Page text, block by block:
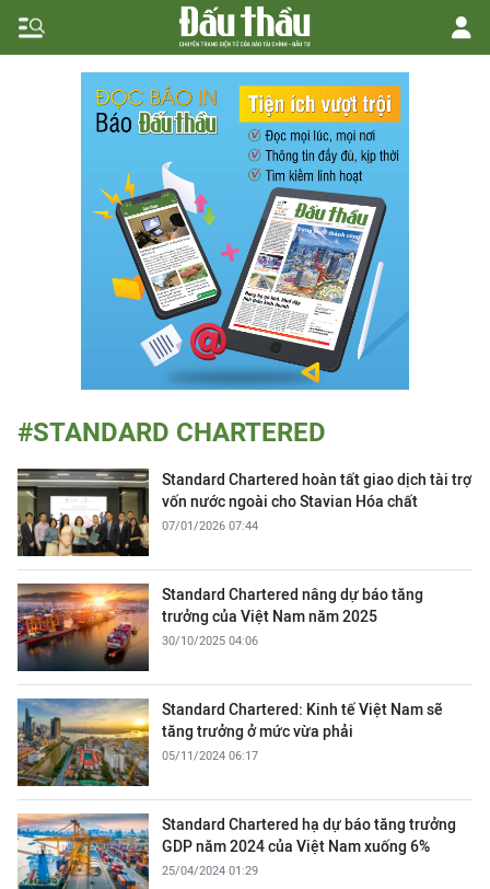
#STANDARD CHARTERED
Standard Chartered hoàn tất giao dịch tài trợ
vốn nước ngoài cho Stavian Hóa chất
07/01/2026 07:44
Standard Chartered nâng dự báo tăng
trưởng của Việt Nam năm 2025
30/10/2025 04:06
Standard Chartered: Kinh tế Việt Nam sẽ
tăng trưởng ở mức vừa phải
05/11/2024 06:17
Standard Chartered hạ dự báo tăng trưởng
GDP năm 2024 của Việt Nam xuống 6%
25/04/2024 01:29